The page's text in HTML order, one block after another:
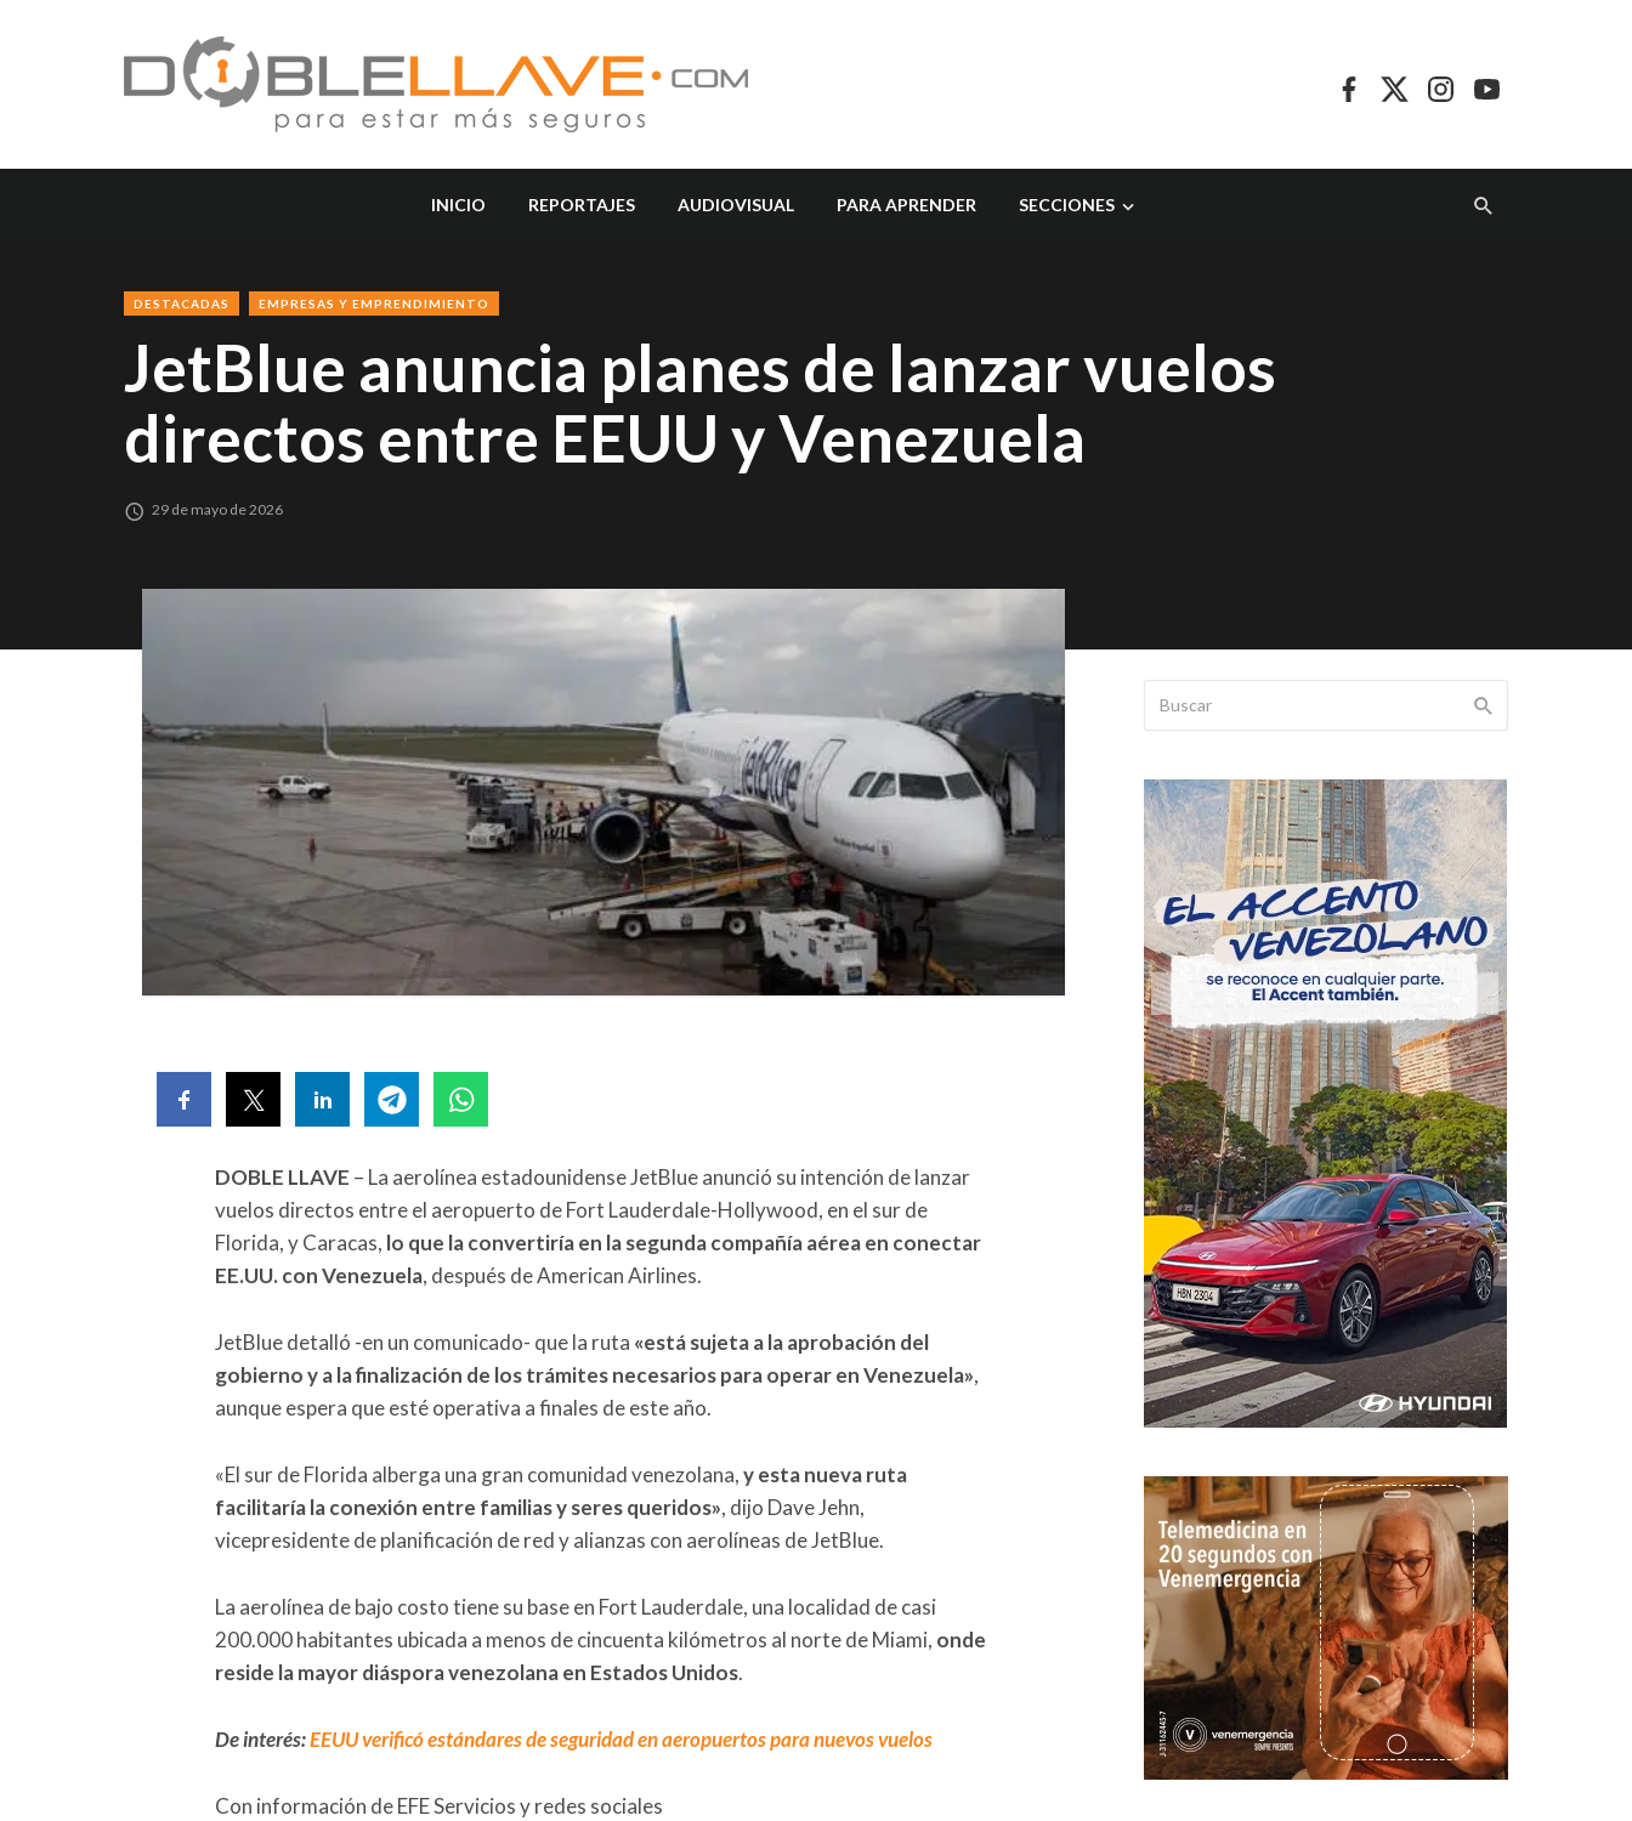
INICIO REPORTAJES AUDIOVISUAL PARA APRENDER SECCIONES
DESTACADAS EMPRESAS Y EMPRENDIMIENTO
JetBlue anuncia planes de lanzar vuelos
directos entre EEUU y Venezuela
29 de mayo de 2026
DOBLE LLAVE – La aerolínea estadounidense JetBlue anunció su intención de lanzar
vuelos directos entre el aeropuerto de Fort Lauderdale-Hollywood, en el sur de
Florida, y Caracas, lo que la convertiría en la segunda compañía aérea en conectar
EE.UU. con Venezuela, después de American Airlines.
JetBlue detalló -en un comunicado- que la ruta «está sujeta a la aprobación del
gobierno y a la finalización de los trámites necesarios para operar en Venezuela»,
aunque espera que esté operativa a finales de este año.
«El sur de Florida alberga una gran comunidad venezolana,y esta nueva ruta
facilitaría la conexión entre familias y seres queridos», dijo Dave Jehn,
vicepresidente de planificación de red y alianzas con aerolíneas de JetBlue.
La aerolínea de bajo costo tiene su base en Fort Lauderdale, una localidad de casi
200.000 habitantes ubicada a menos de cincuenta kilómetros al norte de Miami, onde
reside la mayor diáspora venezolana en Estados Unidos.
De interés:EEUU verificó estándares de seguridad en aeropuertos para nuevos vuelos
Con información de EFE Servicios y redes sociales